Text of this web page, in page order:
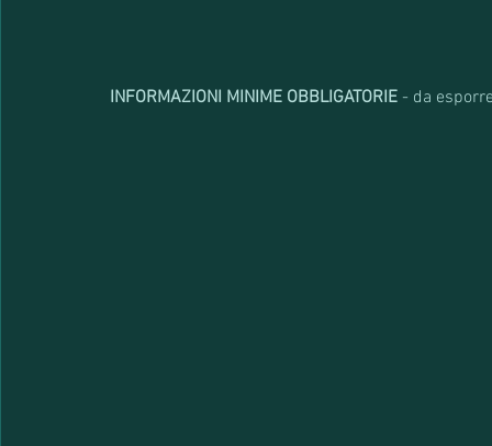
INFORMAZIONI MINIME OBBLIGATORIE - da